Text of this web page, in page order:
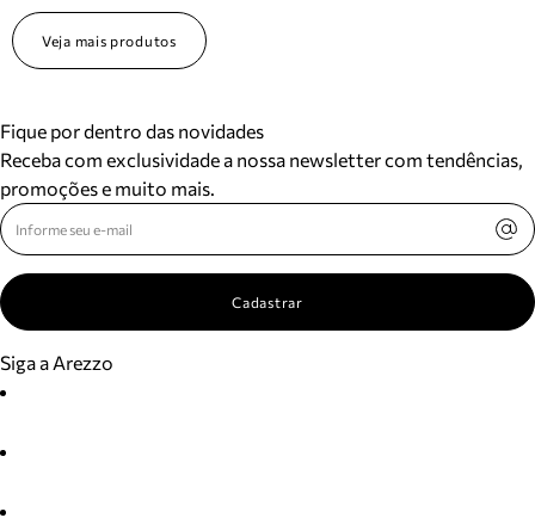
Veja mais produtos
Fique por dentro das novidades
Receba com exclusividade a nossa newsletter com tendências,
promoções e muito mais.
Cadastrar
Siga a Arezzo